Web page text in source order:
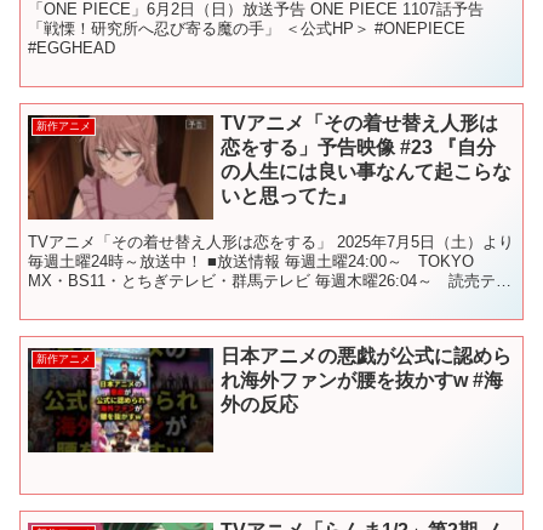
「ONE PIECE」6月2日（日）放送予告 ONE PIECE 1107話予告
「戦慄！研究所へ忍び寄る魔の手」 ＜公式HP＞ #ONEPIECE
#EGGHEAD
新作アニメ
TVアニメ「その着せ替え人形は
恋をする」予告映像 #23 『自分
の人生には良い事なんて起こらな
いと思ってた』
TVアニメ「その着せ替え人形は恋をする」 2025年7月5日（土）より
毎週土曜24時～放送中！ ■放送情報 毎週土曜24:00～ TOKYO
MX・BS11・とちぎテレビ・群馬テレビ 毎週木曜26:04～ 読売テレ
新作アニメ
日本アニメの悪戯が公式に認めら
れ海外ファンが腰を抜かすw #海
外の反応